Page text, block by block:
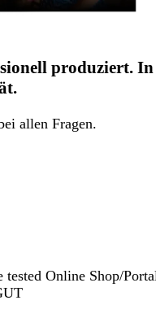
produziert.
allen Fragen.
Online Shop/